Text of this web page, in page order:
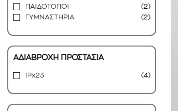
ΠΑΙΔΟΤΟΠΟΙ
(2)
ΓΥΜΝΑΣΤΗΡΙΑ
(2)
ΑΔΙΑΒΡΟΧΗ ΠΡΟΣΤΑΣΙΑ
IPx23 (4)